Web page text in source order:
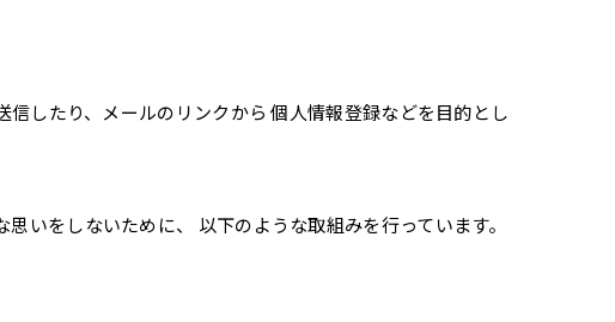
したり、メールのリンクから 個人情報登録などを目的とし
いをしないために、 以下のような取組みを行っています。